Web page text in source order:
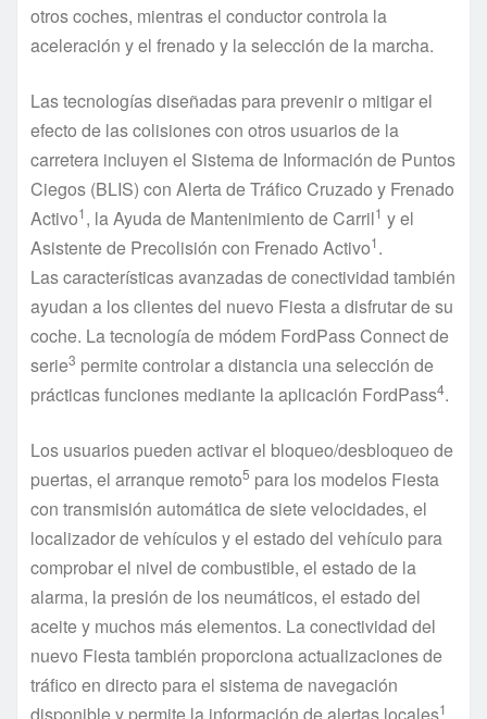
otros coches, mientras el conductor controla la
aceleración y el frenado y la selección de la marcha.
Las tecnologías diseñadas para prevenir o mitigar el
efecto de las colisiones con otros usuarios de la
carretera incluyen el Sistema de Información de Puntos
Ciegos (BLIS) con Alerta de Tráfico Cruzado y Frenado
Activo1 , la Ayuda de Mantenimiento de Carril1 y el
Asistente de Precolisión con Frenado Activo1 .
Las características avanzadas de conectividad también
ayudan a los clientes del nuevo Fiesta a disfrutar de su
coche. La tecnología de módem FordPass Connect de
serie3 permite controlar a distancia una selección de
prácticas funciones mediante la aplicación FordPass4.
Los usuarios pueden activar el bloqueo/desbloqueo de
puertas, el arranque remoto5 para los modelos Fiesta
con transmisión automática de siete velocidades, el
localizador de vehículos y el estado del vehículo para
comprobar el nivel de combustible, el estado de la
alarma, la presión de los neumáticos, el estado del
aceite y muchos más elementos. La conectividad del
nuevo Fiesta también proporciona actualizaciones de
tráfico en directo para el sistema de navegación
disponible y permite la información de alertas locales1 .